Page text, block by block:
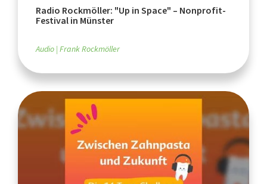
Radio Rockmöller: "Up in Space" – Nonprofit-
Festival in Münster
Audio Frank Rockmöller